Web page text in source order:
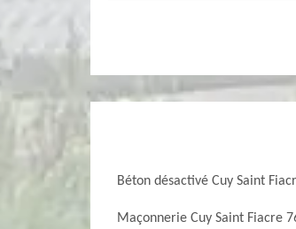
Béton désactivé Cuy Saint
Maçonnerie Cuy Saint Fiacre